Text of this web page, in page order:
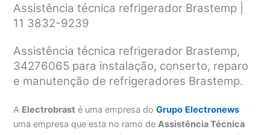
Assistência técnica refrigerador Brastemp |
11 3832-9239
Assistência técnica refrigerador Brastemp,
34276065 para instalação, conserto, reparo
e manutenção de refrigeradores Brastemp.
A Electrobrast é uma empresa doGrupo Electronews
uma empresa que esta no ramo deAssistência Técnica